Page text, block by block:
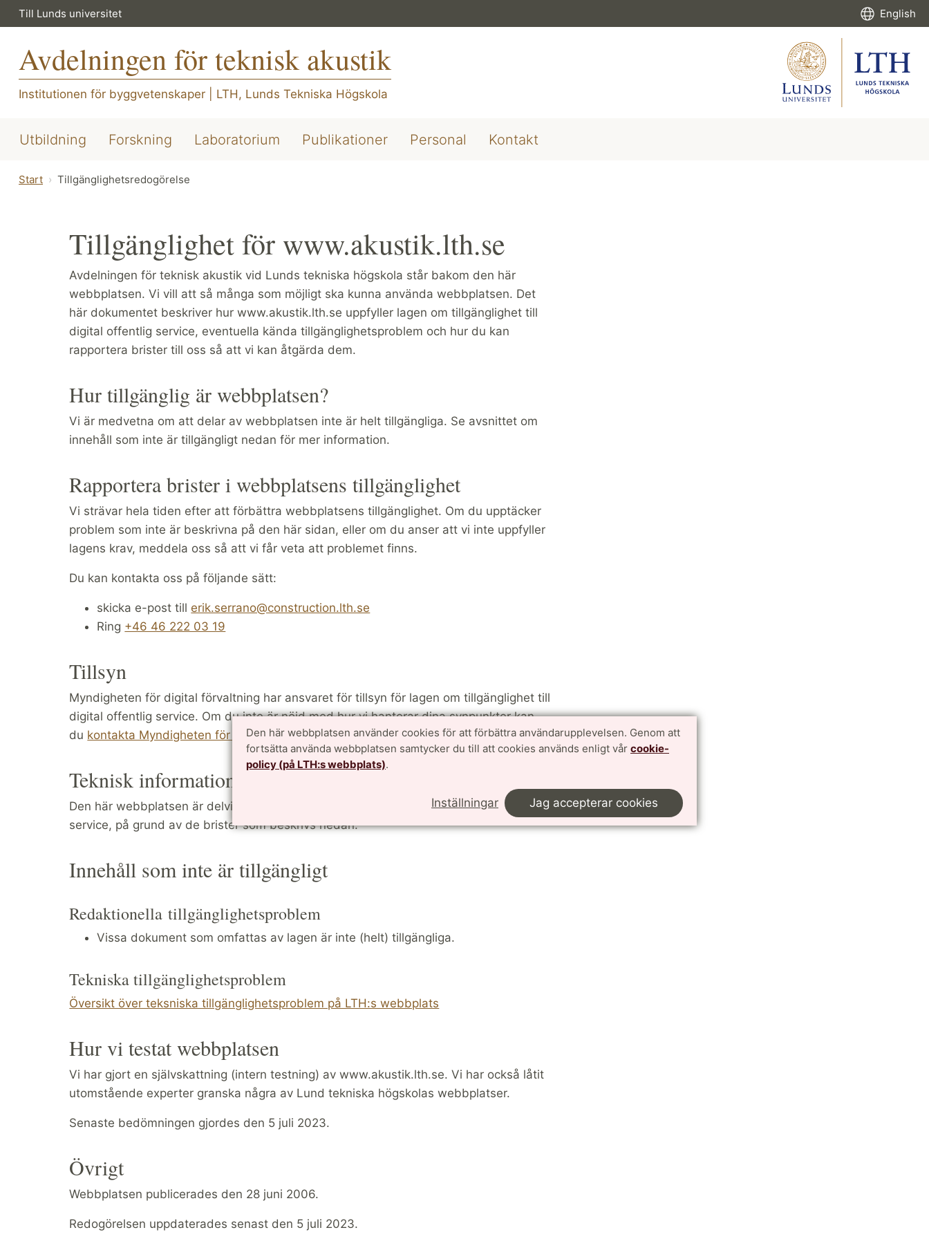
Den här webbplatsen använder cookies för att förbättra användarupplevelsen. Genom att
fortsätta använda webbplatsen samtycker du till att cookies används enligt vår cookie-
policy (på LTH:s webbplats).
Inställningar Jag accepterar cookies
Till Lunds universitet English
Avdelningen för teknisk akustik
Institutionen för byggvetenskaper LTH, Lunds Tekniska Högskola
Utbildning Forskning Laboratorium Publikationer Personal Kontakt
Start Tillgänglighetsredogörelse
Tillgänglighet för www.akustik.lth.se
Avdelningen för teknisk akustik vid Lunds tekniska högskola står bakom den här
webbplatsen. Vi vill att så många som möjligt ska kunna använda webbplatsen. Det
här dokumentet beskriver hur www.akustik.lth.se uppfyller lagen om tillgänglighet till
digital offentlig service, eventuella kända tillgänglighetsproblem och hur du kan
rapportera brister till oss så att vi kan åtgärda dem.
Hur tillgänglig är webbplatsen?
Vi är medvetna om att delar av webbplatsen inte är helt tillgängliga. Se avsnittet om
innehåll som inte är tillgängligt nedan för mer information.
Rapportera brister i webbplatsens tillgänglighet
Vi strävar hela tiden efter att förbättra webbplatsens tillgänglighet. Om du upptäcker
problem som inte är beskrivna på den här sidan, eller om du anser att vi inte uppfyller
lagens krav, meddela oss så att vi får veta att problemet finns.
Du kan kontakta oss på följande sätt:
skicka e-post till erik.serrano@construction.lth.se
Ring +46 46 222 03 19
Tillsyn
Myndigheten för digital förvaltning har ansvaret för tillsyn för lagen om tillgänglighet till
digital offentlig service. Om du inte är nöjd med hur vi hanterar dina synpunkter kan
du kontakta Myndigheten för digital förvaltningoch påtala det.
Teknisk information om webbplatsens tillgänglighet
Den här webbplatsen är delvis förenlig med lagen om tillgänglighet till digital offentlig
service, på grund av de brister som beskrivs nedan.
Innehåll som inte är tillgängligt
Redaktionella tillgänglighetsproblem
Vissa dokument som omfattas av lagen är inte (helt) tillgängliga.
Tekniska tillgänglighetsproblem
Översikt över teksniska tillgänglighetsproblem på LTH:s webbplats
Hur vi testat webbplatsen
Vi har gjort en självskattning (intern testning) av www.akustik.lth.se. Vi har också låtit
utomstående experter granska några av Lund tekniska högskolas webbplatser.
Senaste bedömningen gjordes den 5 juli 2023.
Övrigt
Webbplatsen publicerades den 28 juni 2006.
Redogörelsen uppdaterades senast den 5 juli 2023.